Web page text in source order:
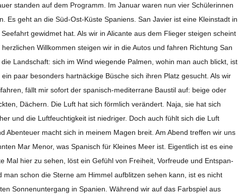
stan­den auf dem Pro­gramm. Im Januar waren nun vier Schü­le­rin­nen
Es geht an die Süd-Ost-Küste Spa­ni­ens. San Javier ist eine Klein­stadt in
gewid­met hat. Als wir in Ali­cante aus dem Flie­ger stei­gen scheint
Will­kom­men stei­gen wir in die Autos und fah­ren Rich­tung San
Land­schaft: sich im Wind wie­gende Pal­men, wohin man auch blickt, ist
paar beson­ders hart­nä­ckige Büsche sich ihren Platz gesucht. Als wir
fällt mir sofort der spa­­nisch-medi­­ter­rane Bau­stil auf: beige oder
Dächern. Die Luft hat sich förm­lich ver­än­dert. Naja, sie hat sich
und die Luft­feuch­tig­keit ist nied­ri­ger. Doch auch fühlt sich die Luft
Aben­teuer macht sich in mei­nem Magen breit. Am Abend tref­fen wir uns
Mar Menor, was Spa­nisch für Klei­nes Meer ist. Eigent­lich ist es eine
Mal hier zu sehen, löst ein Gefühl von Frei­heit, Vor­freude und Ent­span­
schon die Sterne am Him­mel auf­blit­zen sehen kann, ist es nicht
Son­nen­un­ter­gang in Spa­nien. Wäh­rend wir auf das Farb­spiel aus